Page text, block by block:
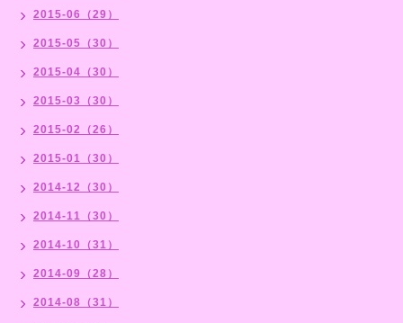
2015-06（29）
2015-05（30）
2015-04（30）
2015-03（30）
2015-02（26）
2015-01（30）
2014-12（30）
2014-11（30）
2014-10（31）
2014-09（28）
2014-08（31）